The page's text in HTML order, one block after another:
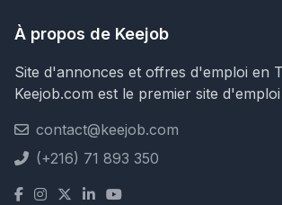
À propos de Keejob
Site d'annonces et offres d'emploi en
Keejob.com est le premier site
contact@keejob.com
(+216) 71 893 350